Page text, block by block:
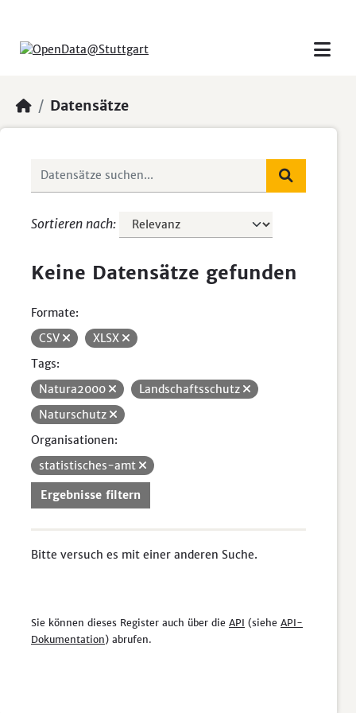
Datensätze
Sortieren nach
Keine Datensätze gefunden
Formate:
CSV
XLSX
Tags:
Natura2000
Landschaftsschutz
Naturschutz
Organisationen:
statistisches-amt
Ergebnisse filtern
Bitte versuch es mit einer anderen Suche.
Sie können dieses Register auch über die API (siehe API-
Dokumentation) abrufen.